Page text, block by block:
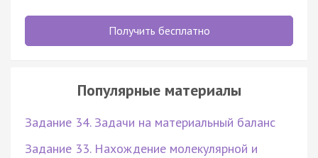
Получить бесплатно
Популярные материалы
Задание 34. Задачи на материальный баланс
Задание 33. Нахождение молекулярной и